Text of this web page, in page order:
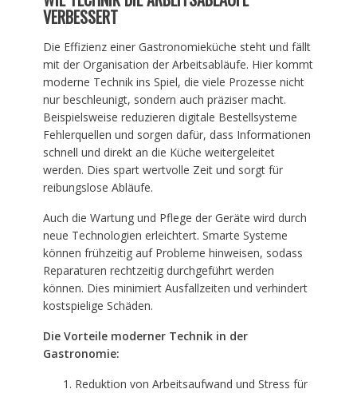
VERBESSERT
Die Effizienz einer Gastronomieküche steht und fällt
mit der Organisation der Arbeitsabläufe. Hier kommt
moderne Technik ins Spiel, die viele Prozesse nicht
nur beschleunigt, sondern auch präziser macht.
Beispielsweise reduzieren digitale Bestellsysteme
Fehlerquellen und sorgen dafür, dass Informationen
schnell und direkt an die Küche weitergeleitet
werden. Dies spart wertvolle Zeit und sorgt für
reibungslose Abläufe.
Auch die Wartung und Pflege der Geräte wird durch
neue Technologien erleichtert. Smarte Systeme
können frühzeitig auf Probleme hinweisen, sodass
Reparaturen rechtzeitig durchgeführt werden
können. Dies minimiert Ausfallzeiten und verhindert
kostspielige Schäden.
Die Vorteile moderner Technik in der
Gastronomie:
Reduktion von Arbeitsaufwand und Stress für